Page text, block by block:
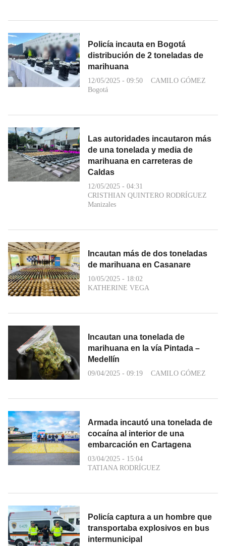
Policía incauta en Bogotá
distribución de 2 toneladas de
marihuana
12/05/2025 - 09:50
CAMILO GÓMEZ
Bogotá
Las autoridades incautaron más
de una tonelada y media de
marihuana en carreteras de
Caldas
12/05/2025 - 04:31
CRISTHIAN QUINTERO RODRÍGUEZ
Manizales
Incautan más de dos toneladas
de marihuana en Casanare
10/05/2025 - 18:02
KATHERINE VEGA
Incautan una tonelada de
marihuana en la vía Pintada –
Medellín
09/04/2025 - 09:19 CAMILO GÓMEZ
Armada incautó una tonelada de
cocaína al interior de una
embarcación en Cartagena
03/04/2025 - 15:04
TATIANA RODRÍGUEZ
Policía captura a un hombre que
transportaba explosivos en bus
intermunicipal